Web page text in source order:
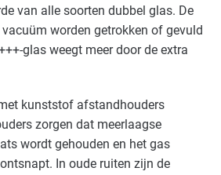
Basis
Basis
Basis
van alle soorten dubbel glas. De
worden getrokken of gevuld
glas weegt meer door de extra
kunststof afstandhouders
zorgen dat meerlaagse
wordt gehouden en het gas
In oude ruiten zijn de